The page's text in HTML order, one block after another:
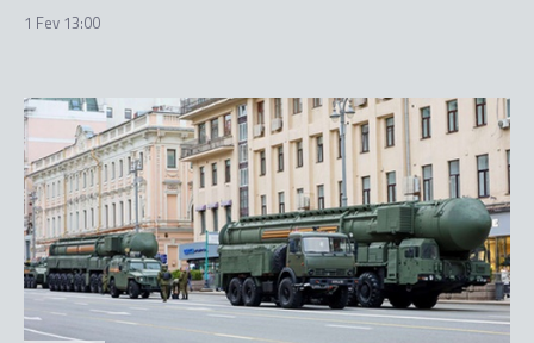
1 Fev 13:00